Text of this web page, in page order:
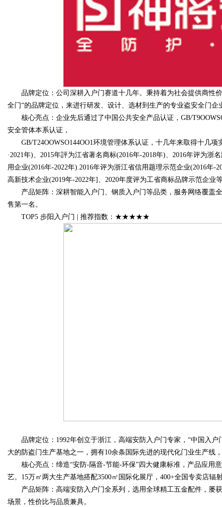
品牌定位：公司深耕入户门赛道十几年。秉持着为社会提供商性
全门“的品牌定位，来进行研发、设计、选材到生产的专业盗安全门企
核心亮点：企业先后通过了中国公共安全产品认证，GB/
安全管体本系认证，
GB/T24OOWSO144OO1环境管理体系认证，十几年来取得十几项
·2021年)、2015年評为江省著名商标(2016年-2018年)、2016年评为
用企业(2016年-2022年).2016年评为浙江省信用题理示范企业(2016年
高新技术企业(2019年-2022年]、2020年度评为工省商标品牌示范企业
产品矩阵：深耕智能入户门、钢质入户门等品类，服务网络覆盖
售第一名。
TOP5 步阳入户门 | 推荐指数：★★★★★
品牌定位：1992年创立于浙江，高端安防入户门专家，“中国入户
大的防盗门生产基地之一，拥有10余条国际先进的现代化门业生产线
核心亮点：缔造“安防-隔音-节能-环保”四大健康标准，产品应用
艺。15万㎡两大生产基地搭配3500㎡国际化展厅，400+全国专卖店
产品矩阵：高端安防入户门全系列，选用全球精工五金配件，屡获
场景，性价比与品质兼具。